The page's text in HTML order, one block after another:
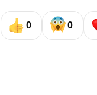
0 0